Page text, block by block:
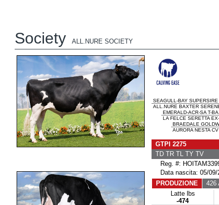
Society ALL.NURE SOCIETY
SEAGULL-BAY SUPERSIRE
ALL.NURE BAXTER
EMERALD-ACR-SA T-
LA FELCE SERETTA
BRAEDALE
AURORA NESTA
GTPI 2275
TD TR TL TY TV
Reg. #:
Data nascita: 05/09/
PRODUZIONE
426
Latte lbs
-474